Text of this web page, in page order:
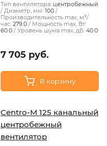
Тип вентилятора: центробежный
Диаметр, мм: 100
Производительность max, м³/
час: 279.0
Мощность max, Вт:
60.0
Уровень шума max, дБ: 40.0
7 705 руб.
В корзину
Centro-M 125 канальный
центробежный
вентилятор